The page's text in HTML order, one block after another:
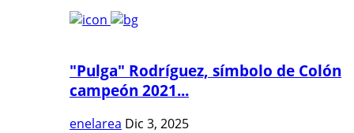
"Pulga" Rodríguez, símbolo de Colón
campeón 2021...
enelarea Dic 3, 2025